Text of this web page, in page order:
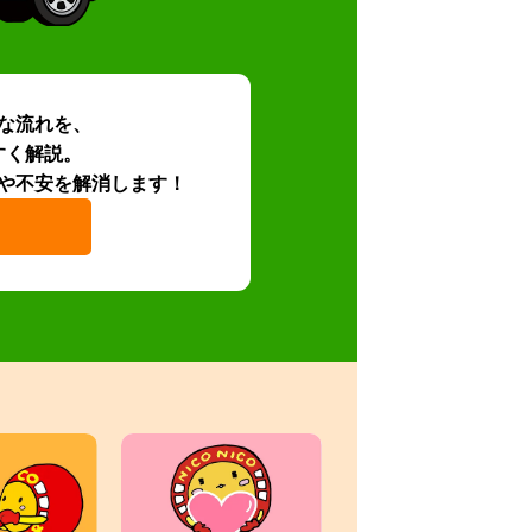
流れを、
解説。
不安を解消します！